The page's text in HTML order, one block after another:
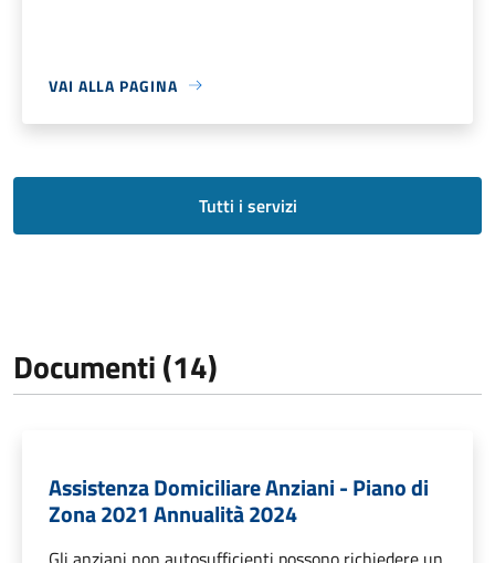
VAI ALLA PAGINA
Tutti i servizi
Documenti (14)
Assistenza Domiciliare Anziani - Piano di
Zona 2021 Annualità 2024